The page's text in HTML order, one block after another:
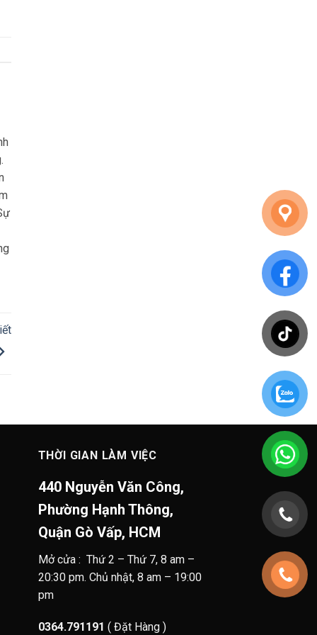
THỜI GIAN LÀM VIỆC
440 Nguyễn Văn Công,
Phường Hạnh Thông,
Quận Gò Vấp, HCM
Mở cửa : Thứ 2 – Thứ 7, 8 am –
20:30 pm. Chủ nhật, 8 am – 19:00
pm
0364.791191 ( Đặt Hàng )